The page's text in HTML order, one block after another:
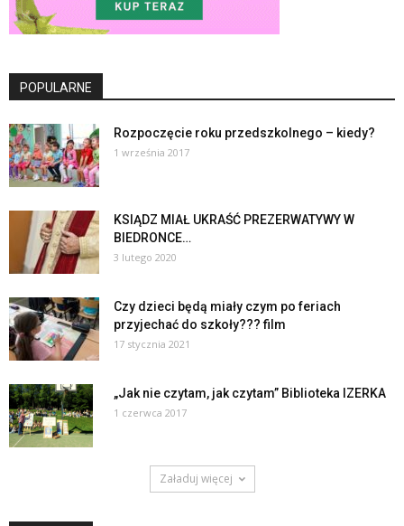
POPULARNE
Rozpoczęcie roku przedszkolnego – kiedy?
1 września 2017
KSIĄDZ MIAŁ UKRAŚĆ PREZERWATYWY W
BIEDRONCE…
3 lutego 2020
Czy dzieci będą miały czym po feriach
przyjechać do szkoły??? film
17 stycznia 2021
„Jak nie czytam, jak czytam” Biblioteka IZERKA
1 czerwca 2017
Załaduj więcej